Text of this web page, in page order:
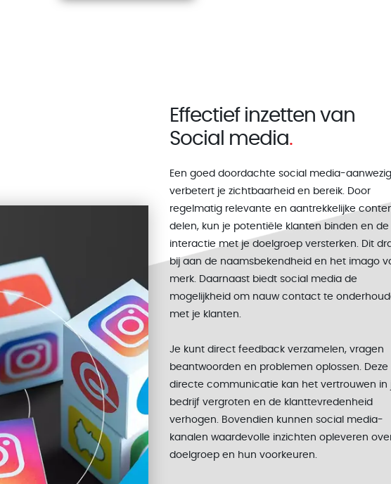
Effectief inzetten van
Social media
Een goed doordachte social media-
verbetert je zichtbaarheid en bereik. Door
regelmatig relevante en aantrekkelijke
delen, kun je potentiële klanten binden en de
interactie met je doelgroep versterken. Dit
bij aan de naamsbekendheid en het imago
merk. Daarnaast biedt social media de
mogelijkheid om nauw contact te
met je klanten.
Je kunt direct feedback verzamelen, vragen
beantwoorden en problemen oplossen. Deze
directe communicatie kan het vertrouwen in
bedrijf vergroten en de klanttevredenheid
verhogen. Bovendien kunnen social media-
kanalen waardevolle inzichten opleveren
doelgroep en hun voorkeuren.